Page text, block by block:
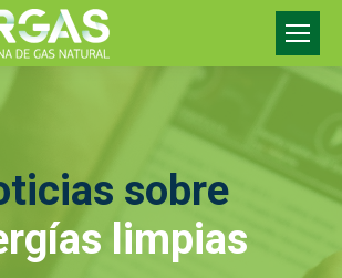
sobre
limpias